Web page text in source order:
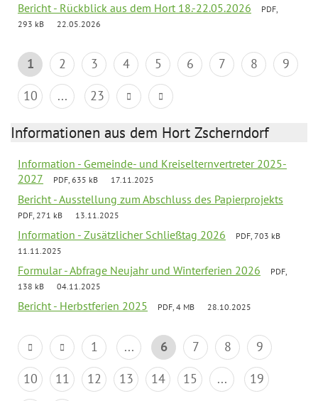
Bericht - Rückblick aus dem Hort 18.-22.05.2026
PDF,
293 kB
22.05.2026
1 2 3 4 5 6 7 8
9
10
... 23
Informationen aus dem Hort Zscherndorf
Information - Gemeinde- und Kreiselternvertreter 2025-
2027
PDF, 635 kB 17.11.2025
Bericht - Ausstellung zum Abschluss des Papierprojekts
PDF, 271 kB 13.11.2025
Information - Zusätzlicher Schließtag 2026
PDF, 703 kB
11.11.2025
Formular - Abfrage Neujahr und Winterferien 2026
PDF,
138 kB
04.11.2025
Bericht - Herbstferien 2025 PDF, 4 MB 28.10.2025
1 ... 6 7 8
9
10
11 12 13 14 15 ... 19